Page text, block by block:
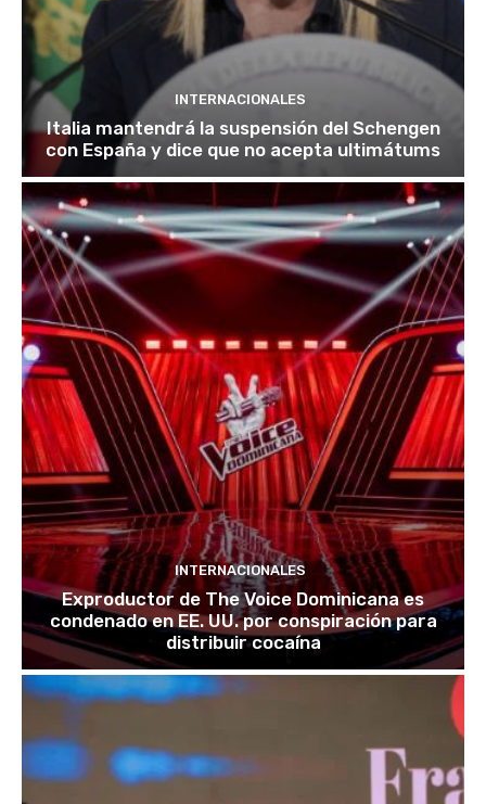
INTERNACIONALES
Italia mantendrá la suspensión del Schengen
con España y dice que no acepta ultimátums
INTERNACIONALES
Exproductor de The Voice Dominicana es
condenado en EE. UU. por conspiración para
distribuir cocaína